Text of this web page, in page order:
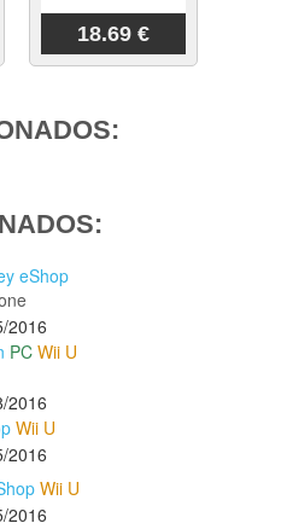
18.69 €
eShop
2016
PC Wii U
2016
Wii U
2016
Wii U
2016